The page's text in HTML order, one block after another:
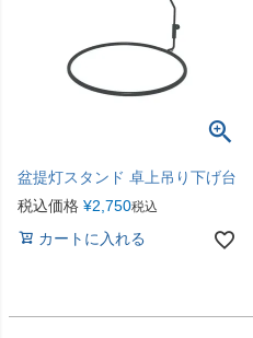
盆提灯スタンド 卓上吊り下げ台
税込価格 ¥2,750税込
カートに入れる